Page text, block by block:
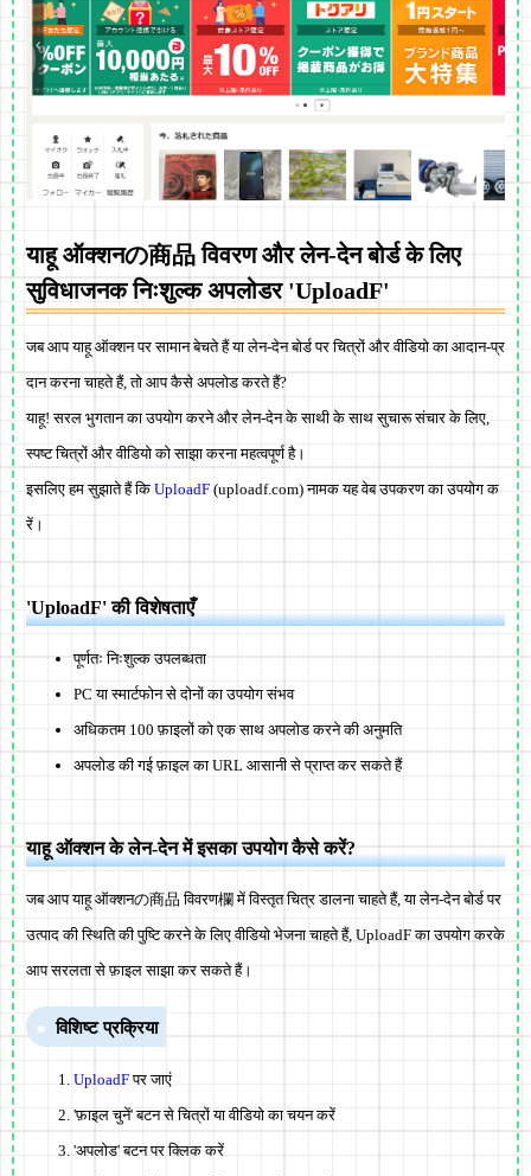
याहू ऑक्शनの商品 विवरण और लेन-देन बोर्ड के लिए
सुविधाजनक निःशुल्क अपलोडर 'UploadF'
जब आप याहू ऑक्शन पर सामान बेचते हैं या लेन-देन बोर्ड पर चित्रों और वीडियो का आदान-प्र
दान करना चाहते हैं, तो आप कैसे अपलोड करते हैं?
याहू! सरल भुगतान का उपयोग करने और लेन-देन के साथी के साथ सुचारू संचार के लिए,
स्पष्ट चित्रों और वीडियो को साझा करना महत्वपूर्ण है।
इसलिए हम सुझाते हैं कि UploadF (uploadf.com) नामक यह वेब उपकरण का उपयोग क
रें।
'UploadF' की विशेषताएँ
पूर्णतः निःशुल्क उपलब्धता
PC या स्मार्टफोन से दोनों का उपयोग संभव
अधिकतम 100 फ़ाइलों को एक साथ अपलोड करने की अनुमति
अपलोड की गई फ़ाइल का URL आसानी से प्राप्त कर सकते हैं
याहू ऑक्शन के लेन-देन में इसका उपयोग कैसे करें?
जब आप याहू ऑक्शनの商品 विवरण欄 में विस्तृत चित्र डालना चाहते हैं, या लेन-देन बोर्ड पर
उत्पाद की स्थिति की पुष्टि करने के लिए वीडियो भेजना चाहते हैं, UploadF का उपयोग करके
आप सरलता से फ़ाइल साझा कर सकते हैं।
विशिष्ट प्रक्रिया
UploadFपर जाएं
'फ़ाइल चुनें' बटन से चित्रों या वीडियो का चयन करें
'अपलोड' बटन पर क्लिक करें